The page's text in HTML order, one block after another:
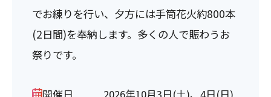
でお練りを行い、夕方には手筒花火約800本
(2日間)を奉納します。多くの人で賑わうお
祭りです。
開催日
2026年10月3日(土)、4日(日)